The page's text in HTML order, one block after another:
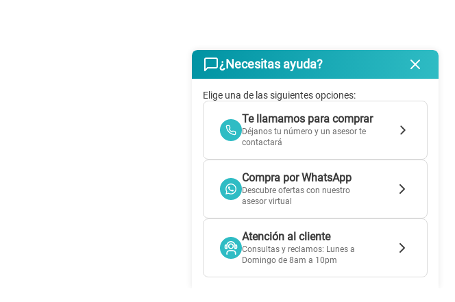
¿Necesitas ayuda?
Elige una de las siguientes opciones:
Te llamamos para comprar
Déjanos tu número y un asesor te
contactará
Compra por WhatsApp
Descubre ofertas con nuestro
asesor virtual
Atención al cliente
Consultas y reclamos: Lunes a
Domingo de 8am a 10pm